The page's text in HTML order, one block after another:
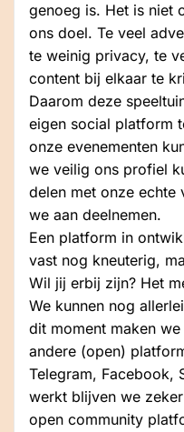
genoeg is. Het is niet
ons doel. Te veel
te weinig privacy, te
content bij elkaar te
Daarom deze
eigen social platform
onze evenementen
we veilig ons profiel
delen met onze echte
we aan deelnemen.
Een platform in
vast nog kneuterig,
Wil jij erbij zijn? Het
We kunnen nog
dit moment maken
andere (open)
Telegram, Facebook,
werkt blijven we
open community